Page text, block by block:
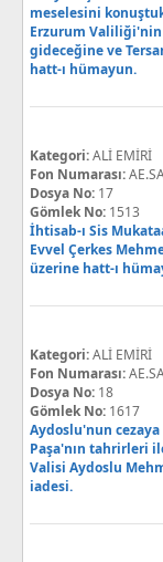
meselesini
Erzurum Valiliği'nin
gideceğine ve
hatt-ı hümayun.
Kategori:ALİ EMİRİ
Fon Numarası:
Dosya No: 17
Gömlek No: 1513
İhtisab-ı Sis
Evvel Çerkes
üzerine hatt-ı
Kategori:ALİ EMİRİ
Fon Numarası:
Dosya No: 18
Gömlek No: 1617
Aydoslu'nun
Paşa'nın tahrirleri
Valisi Aydoslu
iadesi.